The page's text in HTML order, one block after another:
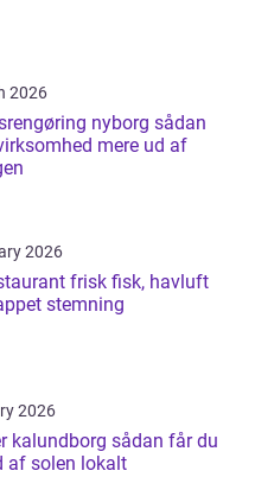
2026
nyborg sådan
mere ud af
2026
fisk, havluft
stemning
2026
sådan får du
af solen lokalt